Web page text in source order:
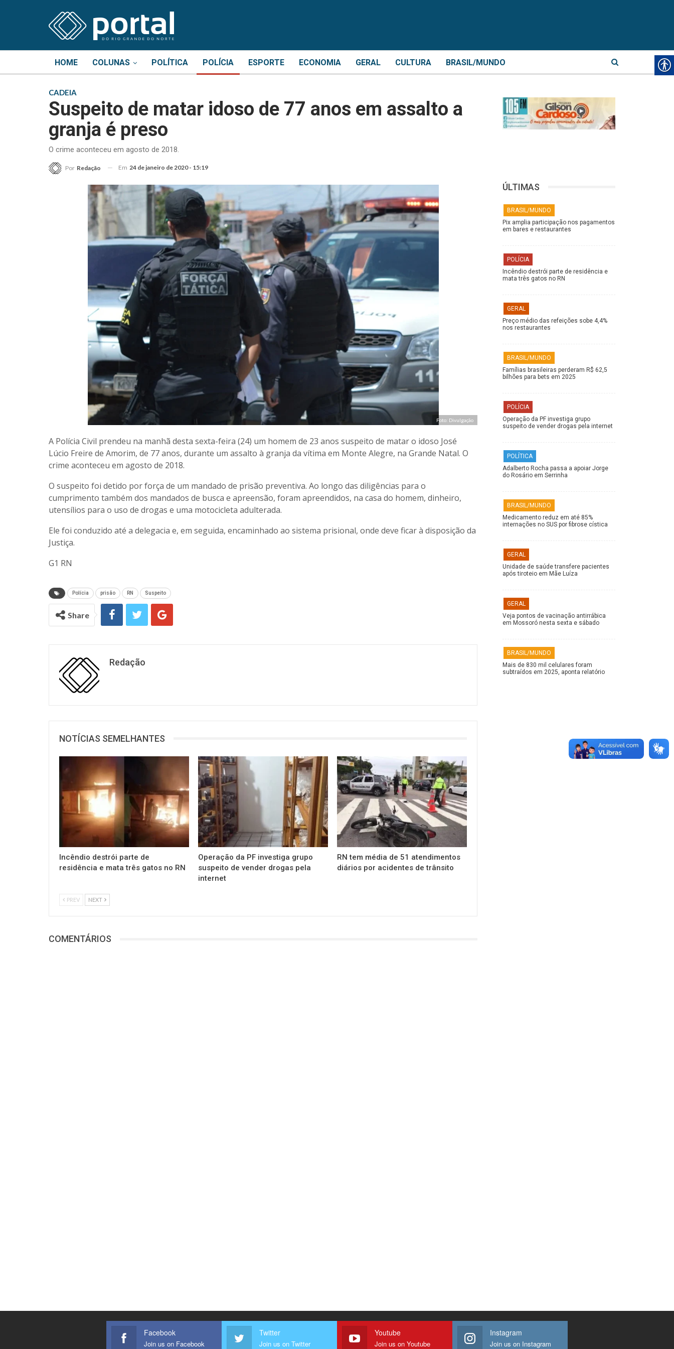
HOME COLUNAS POLÍTICA POLÍCIA ESPORTE ECONOMIA GERAL CULTURA BRASIL/MUNDO
CADEIA
Suspeito de matar idoso de 77 anos em assalto a
granja é preso
O crime aconteceu em agosto de 2018.
Por Redação Em 24 de janeiro de 2020 - 15:19
Foto: Divulgação
A Polícia Civil prendeu na manhã desta sexta-feira (24) um homem de 23 anos suspeito de matar o idoso José
Lúcio Freire de Amorim, de 77 anos, durante um assalto à granja da vítima em Monte Alegre, na Grande Natal. O
crime aconteceu em agosto de 2018.
O suspeito foi detido por força de um mandado de prisão preventiva. Ao longo das diligências para o
cumprimento também dos mandados de busca e apreensão, foram apreendidos, na casa do homem, dinheiro,
utensílios para o uso de drogas e uma motocicleta adulterada.
Ele foi conduzido até a delegacia e, em seguida, encaminhado ao sistema prisional, onde deve ficar à disposição da
Justiça.
G1 RN
Polícia prisão RN Suspeito
Share
Redação
NOTÍCIAS SEMELHANTES
Incêndio destrói parte de
residência e mata três gatos no RN
Operação da PF investiga grupo
suspeito de vender drogas pela
internet
RN tem média de 51 atendimentos
diários por acidentes de trânsito
PREV NEXT
COMENTÁRIOS
ÚLTIMAS
BRASIL/MUNDO
Pix amplia participação nos pagamentos
em bares e restaurantes
POLÍCIA
Incêndio destrói parte de residência e
mata três gatos no RN
GERAL
Preço médio das refeições sobe 4,4%
nos restaurantes
BRASIL/MUNDO
Famílias brasileiras perderam R$ 62,5
bilhões para bets em 2025
POLÍCIA
Operação da PF investiga grupo
suspeito de vender drogas pela internet
POLÍTICA
Adalberto Rocha passa a apoiar Jorge
do Rosário em Serrinha
BRASIL/MUNDO
Medicamento reduz em até 85%
internações no SUS por fibrose cística
GERAL
Unidade de saúde transfere pacientes
após tiroteio em Mãe Luíza
GERAL
Veja pontos de vacinação antirrábica
em Mossoró nesta sexta e sábado
BRASIL/MUNDO
Mais de 830 mil celulares foram
subtraídos em 2025, aponta relatório
Facebook
Join us on Facebook
Twitter
Join us on Twitter
Youtube
Join us on Youtube
Instagram
Join us on Instagram